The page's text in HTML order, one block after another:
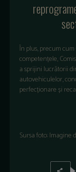
În plus, precum
competențele,
a sprijini lucrătorii
autovehiculelor,
perfecționare și
Sursa foto: Imagine